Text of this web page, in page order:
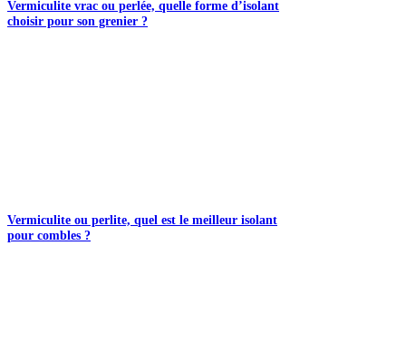
Vermiculite vrac ou perlée, quelle forme d’isolant
choisir pour son grenier ?
Vermiculite ou perlite, quel est le meilleur isolant
pour combles ?